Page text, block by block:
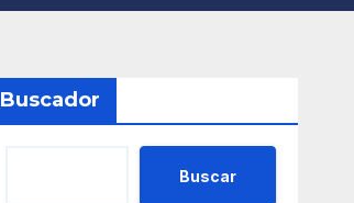
Buscador
Buscar